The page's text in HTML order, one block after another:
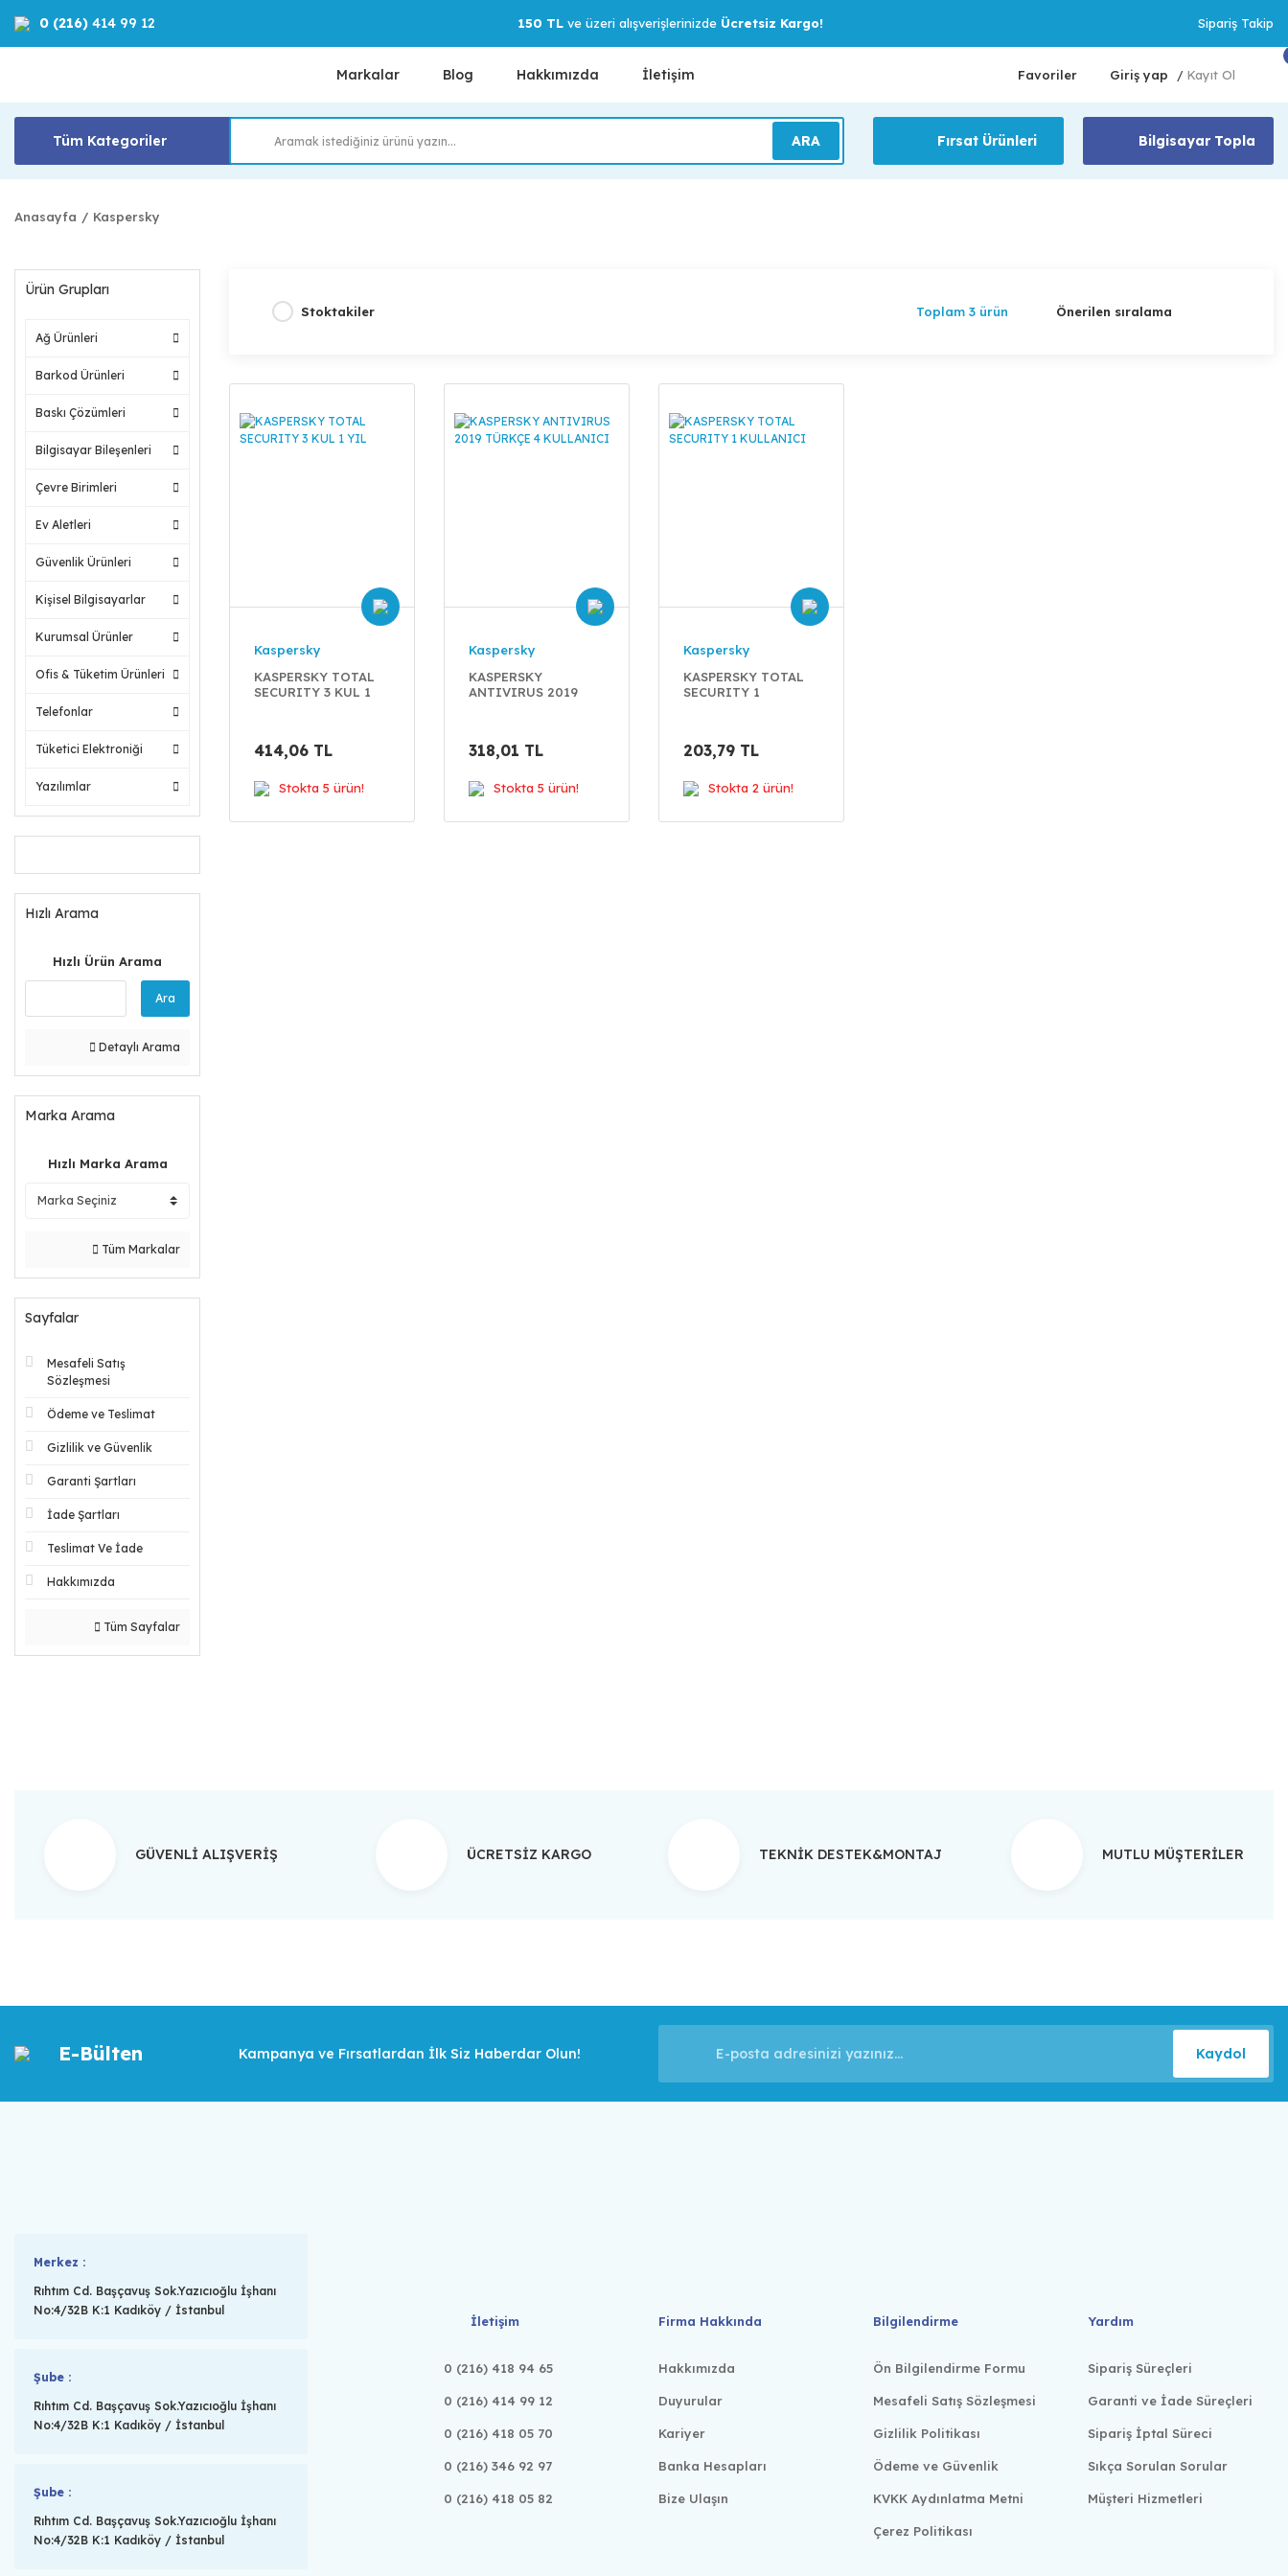
0 (216) 414 99 12 150 TLve üzeri alışverişlerinizde Ücretsiz Kargo! Sipariş Takip
Markalar Blog Hakkımızda İletişim Favoriler Giriş yap / Kayıt Ol
Tüm Kategoriler ARA Fırsat Ürünleri Bilgisayar Topla
Anasayfa Kaspersky
Ürün Grupları
Ağ Ürünleri
Barkod Ürünleri
Baskı Çözümleri
Bilgisayar Bileşenleri
Çevre Birimleri
Ev Aletleri
Güvenlik Ürünleri
Kişisel Bilgisayarlar
Kurumsal Ürünler
Ofis & Tüketim Ürünleri
Telefonlar
Tüketici Elektroniği
Yazılımlar
Hızlı Arama
Hızlı Ürün Arama
Ara
Detaylı Arama
Marka Arama
Hızlı Marka Arama
Tüm Markalar
Sayfalar
Mesafeli Satış
Sözleşmesi
Ödeme ve Teslimat
Gizlilik ve Güvenlik
Garanti Şartları
İade Şartları
Teslimat Ve İade
Hakkımızda
Tüm Sayfalar
Stoktakiler Toplam 3 ürün
Kaspersky
KASPERSKY TOTAL
SECURITY 3 KUL 1
414,06 TL
Stokta 5 ürün!
Kaspersky
KASPERSKY
ANTIVIRUS 2019
318,01 TL
Stokta 5 ürün!
Kaspersky
KASPERSKY TOTAL
SECURITY 1
203,79 TL
Stokta 2 ürün!
GÜVENLİ ALIŞVERİŞ ÜCRETSİZ KARGO TEKNİK DESTEK&MONTAJ MUTLU MÜŞTERİLER
E-Bülten Kampanya ve Fırsatlardan İlk Siz Haberdar Olun! Kaydol
Merkez :
Rıhtım Cd. Başçavuş Sok.Yazıcıoğlu İşhanı
No:4/32B K:1 Kadıköy / İstanbul
Şube :
Rıhtım Cd. Başçavuş Sok.Yazıcıoğlu İşhanı
No:4/32B K:1 Kadıköy / İstanbul
Şube :
Rıhtım Cd. Başçavuş Sok.Yazıcıoğlu İşhanı
No:4/32B K:1 Kadıköy / İstanbul
İletişim
0 (216) 418 94 65
0 (216) 414 99 12
0 (216) 418 05 70
0 (216) 346 92 97
0 (216) 418 05 82
Firma Hakkında
Hakkımızda
Duyurular
Kariyer
Banka Hesapları
Bize Ulaşın
Bilgilendirme
Ön Bilgilendirme Formu
Mesafeli Satış Sözleşmesi
Gizlilik Politikası
Ödeme ve Güvenlik
KVKK Aydınlatma Metni
Çerez Politikası
Yardım
Sipariş Süreçleri
Garanti ve İade Süreçleri
Sipariş İptal Süreci
Sıkça Sorulan Sorular
Müşteri Hizmetleri